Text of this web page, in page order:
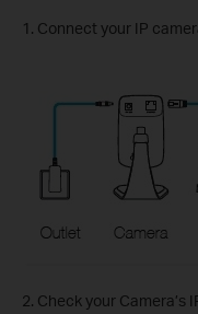
1. Connect your IP
2. Check your Camera’s